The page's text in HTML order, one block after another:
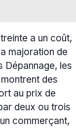
a un coût,
majoration de
Dépannage, les
des
au prix de
deux ou trois
commerçant,